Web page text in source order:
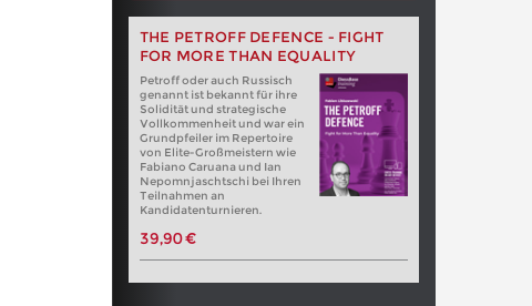
THE PETROFF DEFENCE - FIGHT
FOR MORE THAN EQUALITY
Petroff oder auch Russisch
genannt ist bekannt für ihre
Solidität und strategische
Vollkommenheit und war ein
Grundpfeiler im Repertoire
von Elite-Großmeistern wie
Fabiano Caruana und Ian
Nepomnjaschtschi bei Ihren
Teilnahmen an
Kandidatenturnieren.
39,90 €